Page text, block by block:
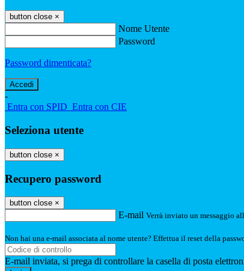
button close ×
Nome Utente
Password
Password dimenticata?
-
Entra con SPID Entra con CIE
Seleziona utente
button close ×
Recupero password
button close ×
E-mail Verrà inviato un messaggio
Non hai una e-mail associata al nome utente? Effettua il reset della
E-mail inviata, si prega di controllare la casella di posta